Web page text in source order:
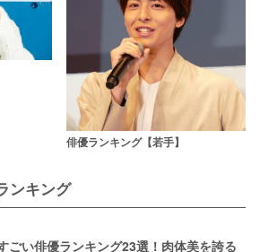
俳優ランキング【若手】
ンキング
ごい俳優ランキング23選！肉体美を誇る